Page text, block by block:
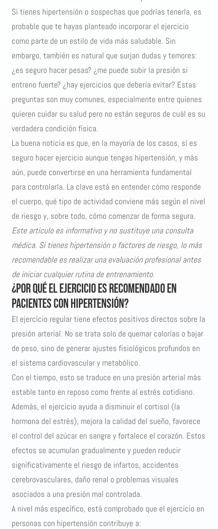
Si tienes hipertensión o sospechas que podrías tenerla, es
probable que te hayas planteado incorporar el ejercicio
como parte de un estilo de vida más saludable. Sin
embargo, también es natural que surjan dudas y temores:
¿es seguro hacer pesas? ¿me puede subir la presión si
entreno fuerte? ¿hay ejercicios que debería evitar? Estas
preguntas son muy comunes, especialmente entre quienes
quieren cuidar su salud pero no están seguros de cuál es su
verdadera condición física.
La buena noticia es que, en la mayoría de los casos, sí es
seguro hacer ejercicio aunque tengas hipertensión, y más
aún, puede convertirse en una herramienta fundamental
para controlarla. La clave está en entender cómo responde
el cuerpo, qué tipo de actividad conviene más según el nivel
de riesgo y, sobre todo, cómo comenzar de forma segura.
Este artículo es informativo y no sustituye una consulta
médica. Si tienes hipertensión o factores de riesgo, lo más
recomendable es realizar una evaluación profesional antes
de iniciar cualquier rutina de entrenamiento.
¿Por qué el ejercicio es recomendado en
pacientes con hipertensión?
El ejercicio regular tiene efectos positivos directos sobre la
presión arterial. No se trata solo de quemar calorías o bajar
de peso, sino de generar ajustes fisiológicos profundos en
el sistema cardiovascular y metabólico.
Con el tiempo, esto se traduce en una presión arterial más
estable tanto en reposo como frente al estrés cotidiano.
Además, el ejercicio ayuda a disminuir el cortisol (la
hormona del estrés), mejora la calidad del sueño, favorece
el control del azúcar en sangre y fortalece el corazón. Estos
efectos se acumulan gradualmente y pueden reducir
significativamente el riesgo de infartos, accidentes
cerebrovasculares, daño renal o problemas visuales
asociados a una presión mal controlada.
A nivel más específico, está comprobado que el ejercicio en
personas con hipertensión contribuye a: